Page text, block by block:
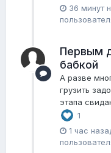
36 минут
Первым
бабкой
А разве
грузить
этапа
1
1 час